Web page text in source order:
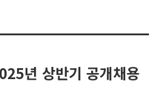
년 상반기 공개채용